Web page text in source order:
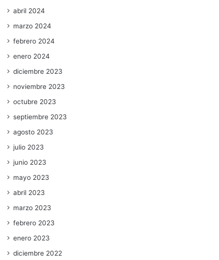
abril 2024
marzo 2024
febrero 2024
enero 2024
diciembre 2023
noviembre 2023
octubre 2023
septiembre 2023
agosto 2023
julio 2023
junio 2023
mayo 2023
abril 2023
marzo 2023
febrero 2023
enero 2023
diciembre 2022